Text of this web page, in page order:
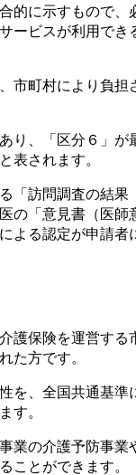
的に示すもので、
ービスが利用でき
市町村により負担
り、「区分６」が
表されます。
「訪問調査の結果
の「意見書（医師
よる認定が申請者
護保険を運営する
た方です。
を、全国共通基準
す。
業の介護予防事業
ことができます。